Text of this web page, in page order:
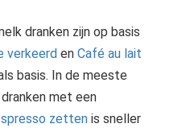
dranken zijn op basis
verkeerd en Café au lait
basis. In de meeste
met een
zetten is sneller